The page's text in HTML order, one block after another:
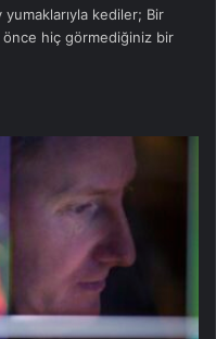
yumaklarıyla kediler; Bir
önce hiç görmediğiniz bir